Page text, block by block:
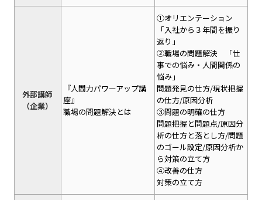
外部講師
（企業）
『人間力パワーアップ講
座』
職場の問題解決とは
①オリエンテーション
「入社から３年間を振り
返り」
②職場の問題解決 「仕
事での悩み・人間関係の
悩み」
問題発見の仕方/現状把握
の仕方/原因分析
③問題の明確の仕方
問題把握と問題点/原因分
析の仕方と落とし方/問題
のゴール設定/原因分析か
ら対策の立て方
④改善の仕方
対策の立て方